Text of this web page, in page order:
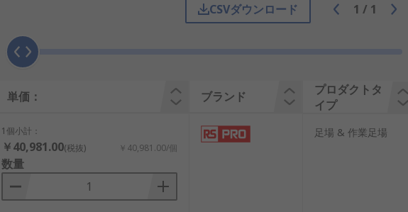
CSVダウンロード 1 / 1
単価： ブランド
プロダクトタ
イプ
1個小計：
￥40,981.00(税抜) ￥40,981.00/個
数量
足場 & 作業足場